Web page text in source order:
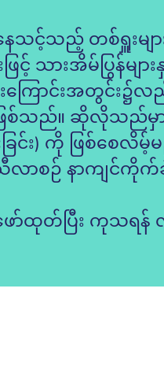
သည့် တစ်ရှူးမျာ
သားအိမ်ပြွန်မျ
ကြောင်းအတွင်း
ဖြစ်သည်။ ဆိုလိုသ
ခြင်း) ကို ဖြစ်စ
စဉ် နာကျင်ကိုက်ခဲ
ာ်ထုတ်ပြီး ကုသရန်